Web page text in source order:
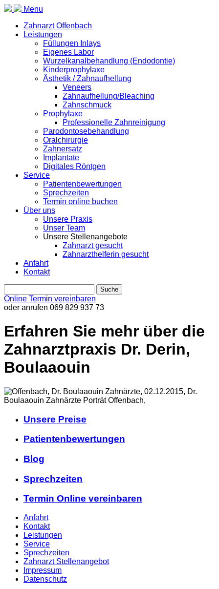
Menu
Zahnarzt Offenbach
Leistungen
Füllungen Inlays
Eigenes Labor
Wurzelkanalbehandlung (Endodontie)
Kinderprophylaxe
Ästhetik / Zahnaufhellung
Veneers
Zahnaufhellung/Bleaching
Zahnschmuck
Prophylaxe
Professionelle Zahnreinigung
Parodontosebehandlung
Oralchirurgie
Zahnersatz
Implantate
Digitales Röntgen
Service
Patientenbewertungen
Sprechzeiten
Termin online buchen
Über uns
Unsere Praxis
Unser Team
Unsere Stellenangebote
Zahnarzt gesucht
Zahnarzthelferin gesucht
Anfahrt
Kontakt
Online Termin vereinbaren
oder anrufen 069 829 937 73
Erfahren Sie mehr über die
Zahnarztpraxis Dr. Derin,
Boulaaouin
Unsere Preise
Patientenbewertungen
Blog
Sprechzeiten
Termin Online vereinbaren
Anfahrt
Kontakt
Leistungen
Service
Sprechzeiten
Zahnarzt Stellenangebot
Impressum
Datenschutz